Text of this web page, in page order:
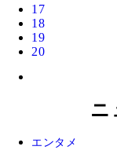
17
18
19
20
ニ
エンタメ